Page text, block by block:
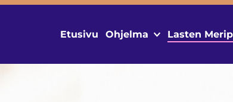
Etusivu Ohjelma Lasten